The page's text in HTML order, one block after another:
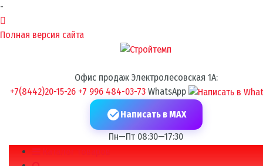
-
Полная версия сайта
Офис продаж Электролесовская 1А:
+7(8442)20-15-26 +7 996 484-03-73 WhatsApp
Написать в MAX
Пн—Пт 08:30—17:30
Каталог товаров